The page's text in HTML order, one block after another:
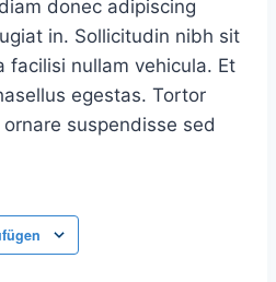
donec adipiscing
in. Sollicitudin nibh sit
facilisi nullam vehicula. Et
egestas. Tortor
suspendisse sed